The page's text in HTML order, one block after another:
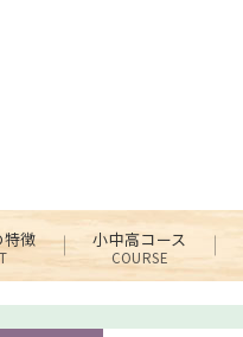
特徴 小中高コース
COURSE